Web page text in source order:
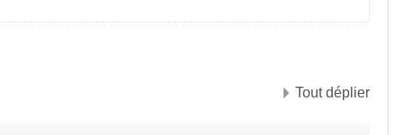
COURS
Tout déplier